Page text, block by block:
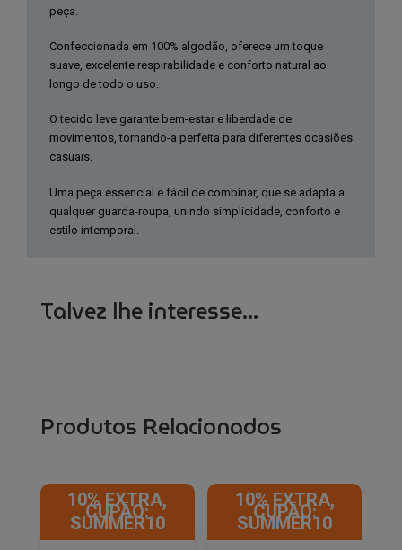
peça.
Confeccionada em 100% algodão, oferece um toque
suave, excelente respirabilidade e conforto natural ao
longo de todo o uso.
O tecido leve garante bem-estar e liberdade de
movimentos, tornando-a perfeita para diferentes ocasiões
casuais.
Uma peça essencial e fácil de combinar, que se adapta a
qualquer guarda-roupa, unindo simplicidade, conforto e
estilo intemporal.
Talvez lhe interesse...
Produtos Relacionados
10% EXTRA,
CUPÃO:
SUMMER10
10% EXTRA,
CUPÃO:
SUMMER10